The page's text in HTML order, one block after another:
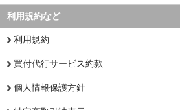
利用規約など
利用規約
買付代行サービス約款
個人情報保護方針